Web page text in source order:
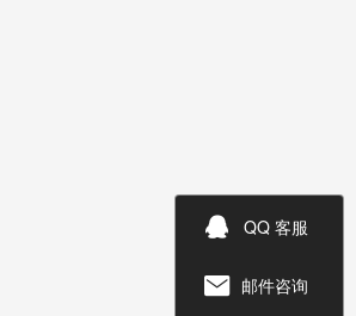
 QQ 客服
 邮件咨询